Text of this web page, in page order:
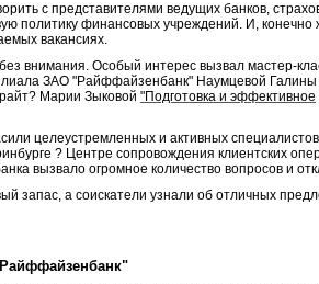
с представителями ведущих банков,
политику финансовых учреждений. И, конечно
вакансиях.
внимания. Особый интерес вызвал мастер-
ЗАО "Райффайзенбанк" Наумцевой Галины
Марии Зыковой "Подготовка и эффективное
целеустремленных и активных
? Центре сопровождения клиентских
вызвало огромное количество вопросов и
запас, а соискатели узнали об отличных